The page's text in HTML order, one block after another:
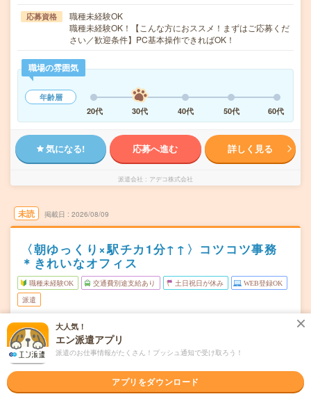
応募資格
職種未経験OK
職種未経験OK！【こんな方におススメ！まずはご応募くだ
さい／歓迎条件】PC基本操作できればOK！
職場の雰囲気
年齢層
20代
30代 40代 50代 60代
気になる! 応募へ進む 詳しく見る
派遣会社 アデコ株式会社
未読 掲載日 2026/08/09
〈朝ゆっくり×駅チカ1分↑↑〉コツコツ事務
＊きれいなオフィス
職種未経験OK 交通費別途支給あり 土日祝日が休み WEB登録OK
派遣
勤務地
大阪市西区
阿波座駅から徒歩3分／本町駅から徒歩7分／西大橋駅から
徒歩13分
曜日頻度 月～金※土日休み！
時間 10:00～17:30(実働:6時間30分) (休憩60分)
大人気！
エン派遣アプリ
派遣のお仕事情報がたくさん！プッシュ通知で受け取ろう！
アプリをダウンロード